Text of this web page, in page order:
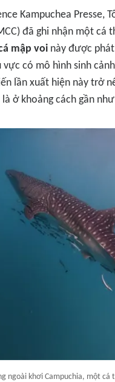
Kampuchea Presse,
đã ghi nhận một cá
mập voi này được
có mô hình sinh
lần xuất hiện này trở
ở khoảng cách gần
ngoài khơi Campuchia, một